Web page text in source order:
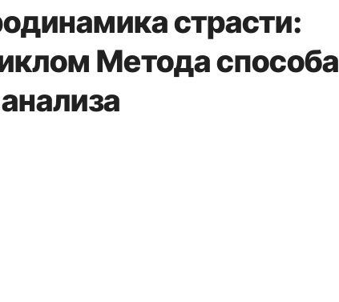
страсти:
Метода способа